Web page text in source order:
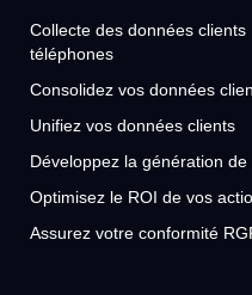
Collecte des données
téléphones
Consolidez vos données
Unifiez vos données clients
Développez la génération de
Optimisez le ROI de vos
Assurez votre conformité